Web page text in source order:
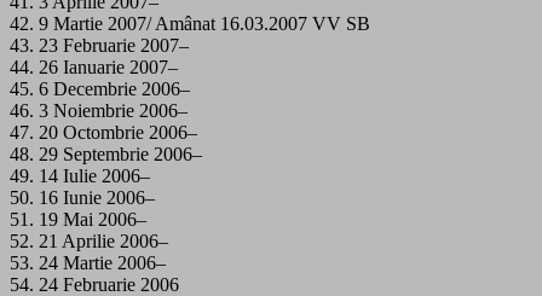
42. 9 Martie 2007/ Amânat 16.03.2007 VV SB
43. 23 Februarie 2007–
44. 26 Ianuarie 2007–
45. 6 Decembrie 2006–
46. 3 Noiembrie 2006–
47. 20 Octombrie 2006–
48. 29 Septembrie 2006–
49. 14 Iulie 2006–
50. 16 Iunie 2006–
51. 19 Mai 2006–
52. 21 Aprilie 2006–
53. 24 Martie 2006–
54. 24 Februarie 2006